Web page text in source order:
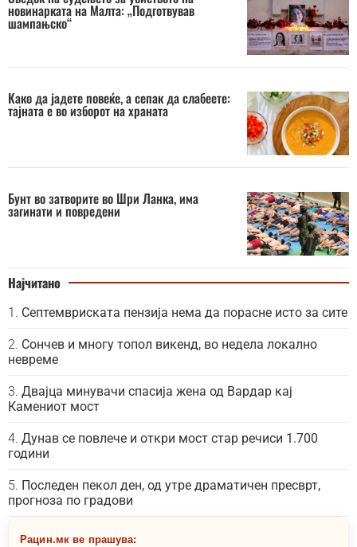
новинарката на Малта: „Подготвував
шампањско“
Како да јадете повеќе, а сепак да слабеете:
тајната е во изборот на храната
Бунт во затворите во Шри Ланка, има
загинати и повредени
Најчитано
Септемвриската пензија нема да порасне исто за сите
Сончев и многу топол викенд, во недела локално
невреме
Двајца минувачи спасија жена од Вардар кај
Камениот мост
Дунав се повлече и откри мост стар речиси 1.700
години
Последен пекол ден, од утре драматичен пресврт,
прогноза по градови
Рацин.мк ве прашува: